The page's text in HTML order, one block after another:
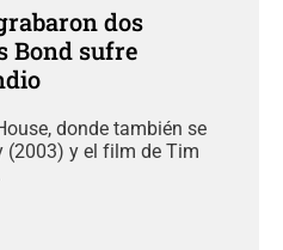
dos
Bond sufre
donde también se
(2003) y el film de Tim